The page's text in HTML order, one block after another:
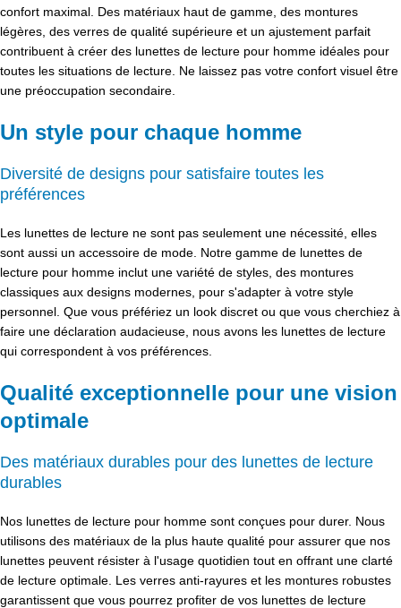
confort maximal. Des matériaux haut de gamme, des montures
légères, des verres de qualité supérieure et un ajustement parfait
contribuent à créer des lunettes de lecture pour homme idéales pour
toutes les situations de lecture. Ne laissez pas votre confort visuel être
une préoccupation secondaire.
Un style pour chaque homme
Diversité de designs pour satisfaire toutes les
préférences
Les lunettes de lecture ne sont pas seulement une nécessité, elles
sont aussi un accessoire de mode. Notre gamme de lunettes de
lecture pour homme inclut une variété de styles, des montures
classiques aux designs modernes, pour s'adapter à votre style
personnel. Que vous préfériez un look discret ou que vous cherchiez à
faire une déclaration audacieuse, nous avons les lunettes de lecture
qui correspondent à vos préférences.
Qualité exceptionnelle pour une vision
optimale
Des matériaux durables pour des lunettes de lecture
durables
Nos lunettes de lecture pour homme sont conçues pour durer. Nous
utilisons des matériaux de la plus haute qualité pour assurer que nos
lunettes peuvent résister à l'usage quotidien tout en offrant une clarté
de lecture optimale. Les verres anti-rayures et les montures robustes
garantissent que vous pourrez profiter de vos lunettes de lecture